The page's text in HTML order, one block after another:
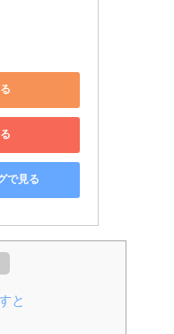
で見る
と